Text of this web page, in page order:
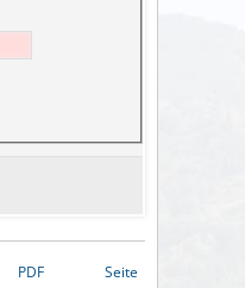
PDF
Seite